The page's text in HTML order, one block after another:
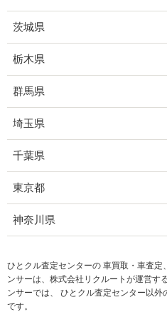
茨城県
栃木県
群馬県
埼玉県
千葉県
東京都
神奈川県
ひとクル査定センターの 車買取・車査
ンサーは、株式会社リクルートが運営す
ンサーでは、 ひとクル査定センター以
です。